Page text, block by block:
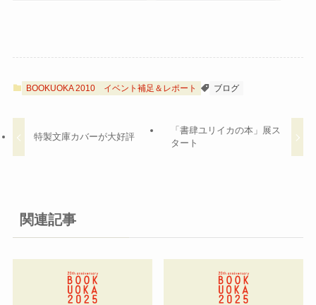
BOOKUOKA 2010 イベント補足＆レポート ブログ
特製文庫カバーが大好評
「書肆ユリイカの本」展ス
タート
関連記事